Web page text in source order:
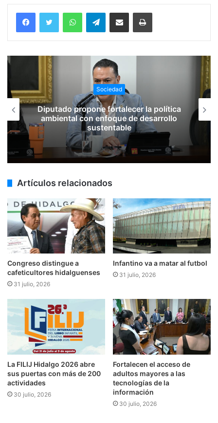
WhatsAppTelegramCompartir vía email Imprimir
Sociedad
Diputado propone fortalecer la política
ambiental con enfoque de desarrollo
sustentable
Artículos relacionados
Congreso distingue a
cafeticultores hidalguenses
31 julio, 2026
Infantino va a matar al futbol
31 julio, 2026
​​La FILIJ Hidalgo 2026 abre
sus puertas con más de 200
actividades
30 julio, 2026
Fortalecen el acceso de
adultos mayores a las
tecnologías de la
información
30 julio, 2026